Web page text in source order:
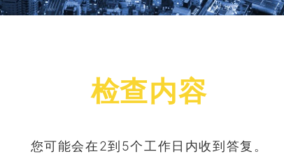
检查内容
您可能会在2到5个工作日内收到答复。